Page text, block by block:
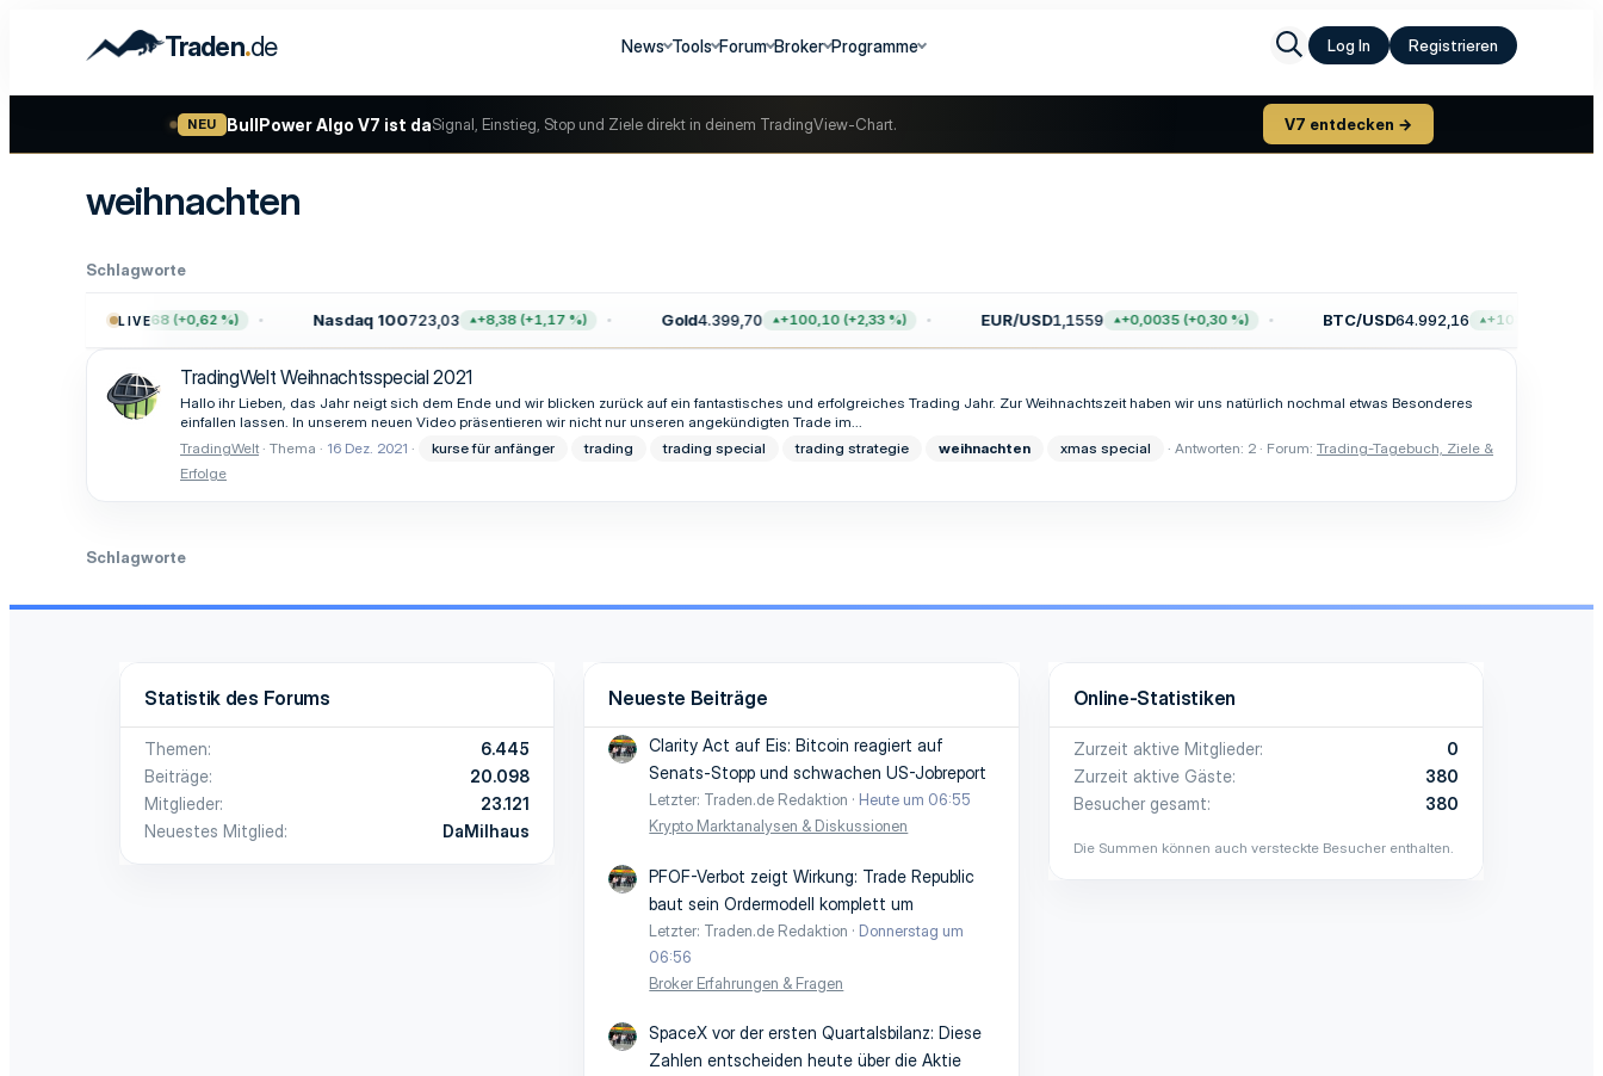
Traden.de News Tools Forum Broker Programme Log In Registrieren
NEU BullPower Algo V7 ist daSignal, Einstieg, Stop und Ziele direkt in deinem TradingView-Chart. V7 entdecken →
weihnachten
Schlagworte
LIVE
+47,68 (+0,62 %) Nasdaq 100723,03 +8,38 (+1,17 %) Gold4.399,70 +100,10 (+2,33 %) EUR/USD1,1559 +0,0035 (+0,30 %) BTC/USD64.992,16 +108,00 (+0,17 %)
TradingWelt Weihnachtsspecial 2021
Hallo ihr Lieben, das Jahr neigt sich dem Ende und wir blicken zurück auf ein fantastisches und erfolgreiches Trading Jahr. Zur Weihnachtszeit haben wir uns natürlich nochmal etwas Besonderes
einfallen lassen. In unserem neuen Video präsentieren wir nicht nur unseren angekündigten Trade im...
TradingWelt Thema 16 Dez. 2021 kurse für anfänger trading trading special trading strategie weihnachten xmas special Antworten: 2 Forum: Trading-Tagebuch, Ziele &
Erfolge
Schlagworte
Statistik des Forums
Themen
6.445
Beiträge
20.098
Mitglieder
23.121
Neuestes Mitglied
DaMilhaus
Neueste Beiträge
Clarity Act auf Eis: Bitcoin reagiert auf
Senats-Stopp und schwachen US-Jobreport
Letzter: Traden.de Redaktion
Heute um 06:55
Krypto Marktanalysen & Diskussionen
PFOF-Verbot zeigt Wirkung: Trade Republic
baut sein Ordermodell komplett um
Letzter: Traden.de Redaktion
Donnerstag um
06:56
Broker Erfahrungen & Fragen
SpaceX vor der ersten Quartalsbilanz: Diese
Zahlen entscheiden heute über die Aktie
Online-Statistiken
Zurzeit aktive Mitglieder
0
Zurzeit aktive Gäste
380
Besucher gesamt
380
Die Summen können auch versteckte Besucher enthalten.